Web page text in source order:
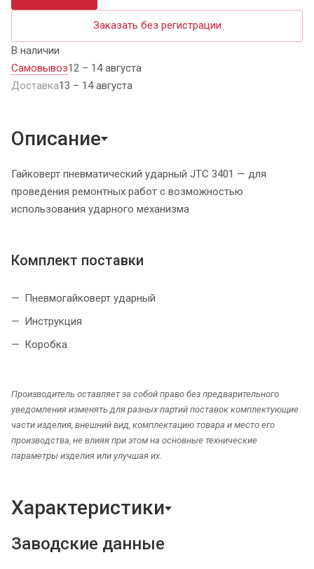
Заказать без регистрации
В наличии
Самовывоз12 – 14 августа
Доставка13 – 14 августа
Описание
Гайковерт пневматический ударный JTC 3401 — для
проведения ремонтных работ с возможностью
использования ударного механизма
Комплект поставки
Пневмогайковерт ударный
Инструкция
Коробка
Производитель оставляет за собой право без предварительного
уведомления изменять для разных партий поставок комплектующие
части изделия, внешний вид, комплектацию товара и место его
производства, не влияя при этом на основные технические
параметры изделия или улучшая их.
Характеристики
Заводские данные